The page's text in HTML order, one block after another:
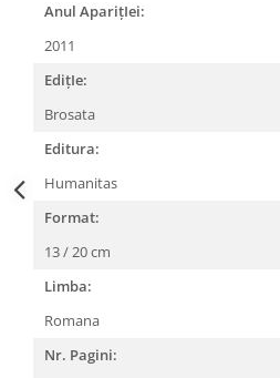
Anul AparițIei:
2011
EdițIe:
Brosata
Editura:
Humanitas
Format:
13 / 20 cm
Limba:
Romana
Nr. Pagini: